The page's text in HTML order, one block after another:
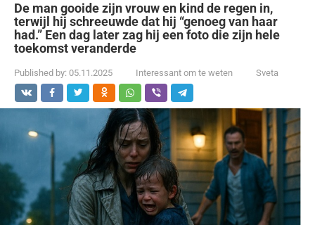
De man gooide zijn vrouw en kind de regen in,
terwijl hij schreeuwde dat hij “genoeg van haar
had.” Een dag later zag hij een foto die zijn hele
toekomst veranderde
Published by: 05.11.2025 Interessant om te weten Sveta